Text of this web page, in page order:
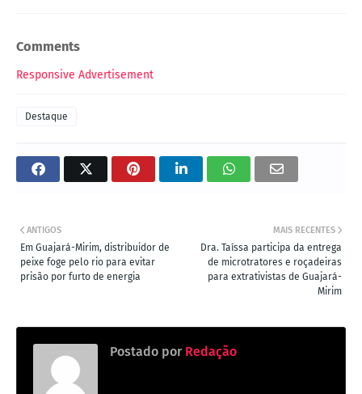
Comments
Responsive Advertisement
Destaque
MAIS RECENTES
Dra. Taíssa participa da entrega
de microtratores e roçadeiras
para extrativistas de Guajará-
Mirim
ANTIGOS
Em Guajará-Mirim, distribuidor de
peixe foge pelo rio para evitar
prisão por furto de energia
Postado por Redação